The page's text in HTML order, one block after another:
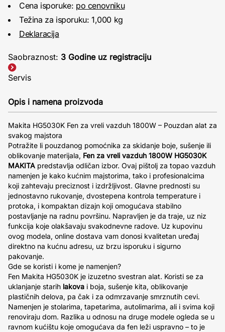
Cena isporuke: po cenovniku
Težina za isporuku: 1,000 kg
Deklaracija
Saobraznost: 3 Godine uz registraciju
Servis
Opis i namena proizvoda
Makita HG5030K Fen za vreli vazduh 1800W – Pouzdan alat za
svakog majstora
Potražite li pouzdanog pomoćnika za skidanje boje, sušenje ili
oblikovanje materijala, Fen za vreli vazduh 1800W HG5030K
MAKITA predstavlja odličan izbor. Ovaj pištolj za topao vazduh
namenjen je kako kućnim majstorima, tako i profesionalcima
koji zahtevaju preciznost i izdržljivost. Glavne prednosti su
jednostavno rukovanje, dvostepena kontrola temperature i
protoka, i kompaktan dizajn koji omogućava stabilno
postavljanje na radnu površinu. Napravljen je da traje, uz niz
funkcija koje olakšavaju svakodnevne radove. Uz kupovinu
ovog modela, online dostava vam donosi kvalitetan uređaj
direktno na kućnu adresu, uz brzu isporuku i sigurno
pakovanje.
Gde se koristi i kome je namenjen?
Fen Makita HG5030K je izuzetno svestran alat. Koristi se za
uklanjanje starih lakova i boja, sušenje kita, oblikovanje
plastičnih delova, pa čak i za odmrzavanje smrznutih cevi.
Namenjen je stolarima, tapetarima, autolimarima, ali i svima koji
renoviraju dom. Razlika u odnosu na druge modele ogleda se u
ravnom kućištu koje omogućava da fen leži uspravno – to je